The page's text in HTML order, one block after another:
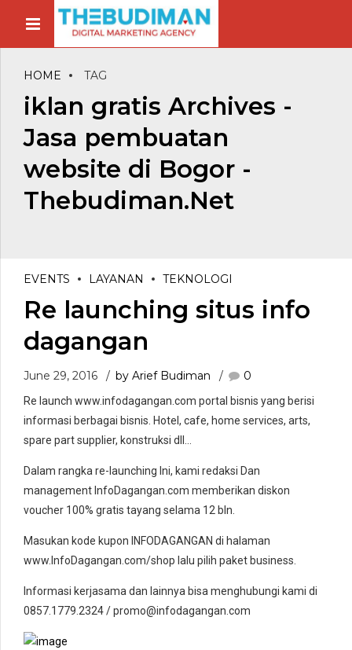
HOME TAG
iklan gratis Archives -
Jasa pembuatan
website di Bogor -
Thebudiman.Net
EVENTS LAYANAN TEKNOLOGI
Re launching situs info
dagangan
June 29, 2016 by Arief Budiman 0
Re launch www.infodagangan.com portal bisnis yang berisi
informasi berbagai bisnis. Hotel, cafe, home services, arts,
spare part supplier, konstruksi dll…
Dalam rangka re-launching Ini, kami redaksi Dan
management InfoDagangan.com memberikan diskon
voucher 100% gratis tayang selama 12 bln.
Masukan kode kupon INFODAGANGAN di halaman
www.InfoDagangan.com/shop lalu pilih paket business.
Informasi kerjasama dan lainnya bisa menghubungi kami di
0857.1779.2324 / promo@infodagangan.com